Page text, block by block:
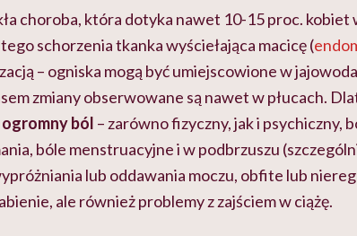
choroba, która dotyka nawet 10-15 proc. kobiet
schorzenia tkanka wyściełająca macicę (
– ogniska mogą być umiejscowione w
zmiany obserwowane są nawet w płucach.
ból – zarówno fizyczny, jak i psychiczny,
bóle menstruacyjne i w podbrzuszu
lub oddawania moczu, obfite lub
ale również problemy z zajściem w ciążę.